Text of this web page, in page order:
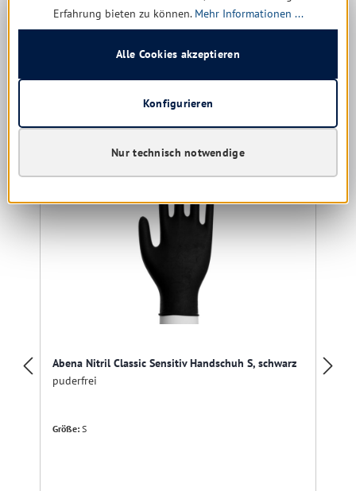
4,52 € *
6,89 €(34.4% gespart)
Produktgalerie überspringen
Kunden kauften auch
Abena Nitril Classic Sensitiv Handschuh S, schwarz
puderfrei
Größe: S
Erfahrung bieten zu können. Mehr Informationen ...
Nur technisch notwendige
Konfigurieren
Alle Cookies akzeptieren